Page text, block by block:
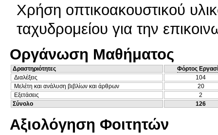
Χρήση οπτικοακουστικού
ταχυδρομείου για την
Οργάνωση Μαθήματος
Δραστηριότητες
Φόρτος
Διαλέξεις
104
Μελέτη και ανάλυση βιβλίων και άρθρων
20
Εξετάσεις
2
Σύνολο
126
Αξιολόγηση Φοιτητών